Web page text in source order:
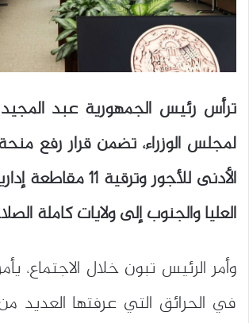
ترأس رئيس الجمهورية عبد
لمجلس الوزراء، تضمن قرار رفع
الأدنى للأجور وترقية
العليا والجنوب إلى ولايات كاملة
وأمر الرئيس تبون خلال الاجتماع،
في الحرائق التي عرفتها العديد